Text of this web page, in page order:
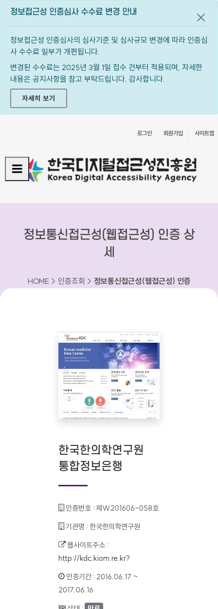
정보접근성 인증심사 수수료 변경 안내
정보접근성 인증심사의 심사기준 및 심사규모 변경에 따라 인증심
사 수수료 일부가 개편됩니다.
변경된 수수료는 2025년 3월 1일 접수 건부터 적용되며, 자세한
내용은 공지사항을 참고 부탁드립니다. 감사합니다.
자세히 보기
공지
로그인 회원가입 사이트맵
정보통신접근성(웹접근성) 인증 상
세
HOME > 인증조회 > 정보통신접근성(웹접근성) 인증
한국한의학연구원
통합정보은행
인증번호 : 제W201606-058호
기관명 : 한국한의학연구원
웹사이트주소 :
http://kdc.kiom.re.kr?
인증기간 : 2016.06.17 ~
2017.06.16